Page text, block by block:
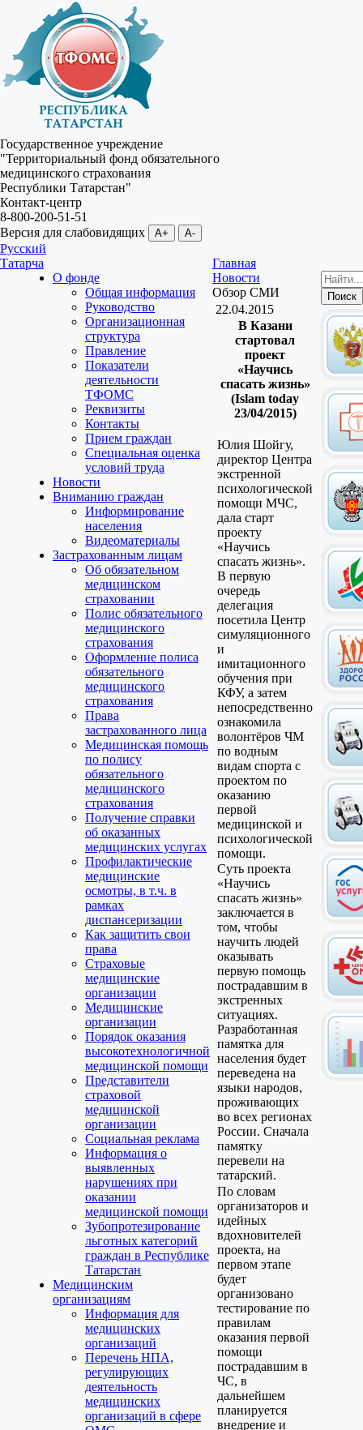
Государственное учреждение
"Территориальный фонд обязательного
медицинского страхования
Республики Татарстан"
Контакт-центр
8-800-200-51-51
Версия для слабовидящих
A+ A-
Русский
Татарча
О фонде
Общая информация
Руководство
Организационная
структура
Правление
Показатели
деятельности
ТФОМС
Реквизиты
Контакты
Прием граждан
Специальная оценка
условий труда
Новости
Вниманию граждан
Информирование
населения
Видеоматериалы
Застрахованным лицам
Об обязательном
медицинском
страховании
Полис обязательного
медицинского
страхования
Оформление полиса
обязательного
медицинского
страхования
Права
застрахованного лица
Медицинская помощь
по полису
обязательного
медицинского
страхования
Получение справки
об оказанных
медицинских услугах
Профилактические
медицинские
осмотры, в т.ч. в
рамках
диспансеризации
Как защитить свои
права
Страховые
медицинские
организации
Медицинские
организации
Порядок оказания
высокотехнологичной
медицинской помощи
Представители
страховой
медицинской
организации
Социальная реклама
Информация о
выявленных
нарушениях при
оказании
медицинской помощи
Зубопротезирование
льготных категорий
граждан в Республике
Татарстан
Медицинским
организациям
Информация для
медицинских
организаций
Перечень НПА,
регулирующих
деятельность
медицинских
организаций в сфере
Главная
Новости
Обзор СМИ
22.04.2015
В Казани
стартовал
проект
«Научись
спасать жизнь»
(Islam today
23/04/2015)
Юлия Шойгу,
директор Центра
экстренной
психологической
помощи МЧС,
дала старт
проекту
«Научись
спасать жизнь».
В первую
очередь
делегация
посетила Центр
симуляционного
и
имитационного
обучения при
КФУ, а затем
непосредственно
ознакомила
волонтёров ЧМ
по водным
видам спорта с
проектом по
оказанию
первой
медицинской и
психологической
помощи.
Суть проекта
«Научись
спасать жизнь»
заключается в
том, чтобы
научить людей
оказывать
первую помощь
пострадавшим в
экстренных
ситуациях.
Разработанная
памятка для
населения будет
переведена на
языки народов,
проживающих
во всех регионах
России. Сначала
памятку
перевели на
татарский.
По словам
организаторов и
идейных
вдохновителей
проекта, на
первом этапе
будет
организовано
тестирование по
правилам
оказания первой
помощи
пострадавшим в
ЧС, в
дальнейшем
планируется
внедрение и